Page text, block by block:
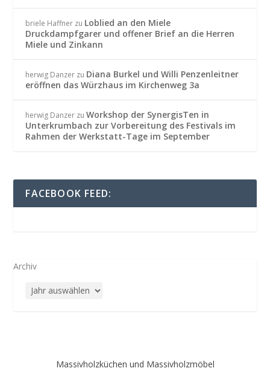
briele Haffner zu Loblied an den Miele
Druckdampfgarer und offener Brief an die Herren
Miele und Zinkann
herwig Danzer zu Diana Burkel und Willi Penzenleitner
eröffnen das Würzhaus im Kirchenweg 3a
herwig Danzer zuWorkshop der SynergisTen in
Unterkrumbach zur Vorbereitung des Festivals im
Rahmen der Werkstatt-Tage im September
FACEBOOK FEED:
Archiv
Massivholzküchen und Massivholzmöbel